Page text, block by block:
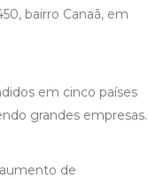
bairro Canaã, em
em cinco países
grandes empresas.
de